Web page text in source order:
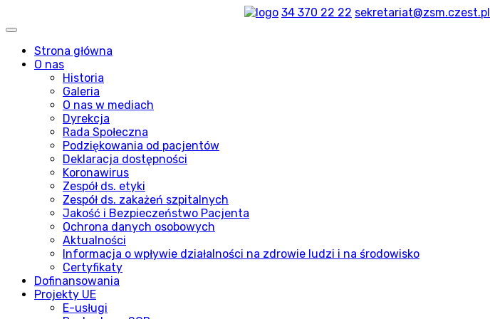
34 370 22 22 sekretariat@zsm.czest.pl
Strona główna
O nas
Historia
Galeria
O nas w mediach
Dyrekcja
Rada Społeczna
Podziękowania od pacjentów
Deklaracja dostępności
Koronawirus
Zespół ds. etyki
Zespół ds. zakażeń szpitalnych
Jakość i Bezpieczeństwo Pacjenta
Ochrona danych osobowych
Aktualności
Informacja o wpływie działalności na zdrowie ludzi i na środowisko
Certyfikaty
Dofinansowania
Projekty UE
E-usługi